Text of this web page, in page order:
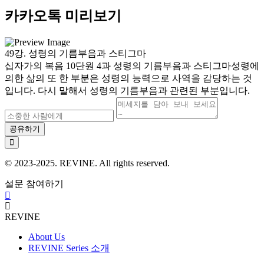
카카오톡 미리보기
49강. 성령의 기름부음과 스티그마
십자가의 복음 10단원 4과 성령의 기름부음과 스티그마성령에
의한 삶의 또 한 부분은 성령의 능력으로 사역을 감당하는 것
입니다. 다시 말해서 성령의 기름부음과 관련된 부분입니다.
공유하기
© 2023-2025. REVINE. All rights reserved.
설문 참여하기
REVINE
About Us
REVINE Series 소개